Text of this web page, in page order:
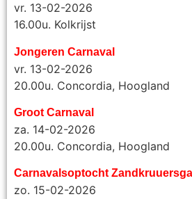
vr. 13-02-2026
16.00u. Kolkrijst
Jongeren Carnaval
vr. 13-02-2026
20.00u. Concordia, Hoogland
Groot Carnaval
za. 14-02-2026
20.00u. Concordia, Hoogland
Carnavalsoptocht
zo. 15-02-2026